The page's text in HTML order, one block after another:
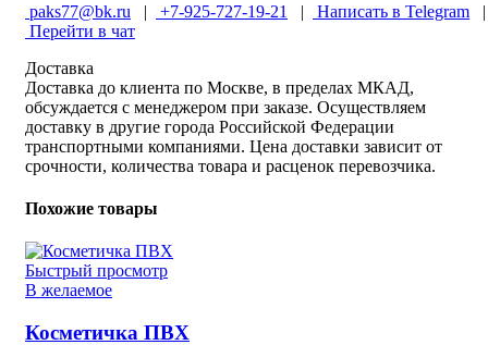
paks77@bk.ru | +7-925-727-19-21 | Написать в Telegram
Перейти в чат
Доставка
Доставка до клиента по Москве, в пределах МКАД,
обсуждается с менеджером при заказе. Осуществляем
доставку в другие города Российской Федерации
транспортными компаниями. Цена доставки зависит от
срочности, количества товара и расценок перевозчика.
Похожие товары
Быстрый просмотр
В желаемое
Косметичка ПВХ